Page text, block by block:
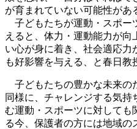
が育まれていない可能性があ
子どもたちが運動・スポー
えると、体力・運動能力が
い心が身に着き、社会適応力
も好影響を与える、と春日教
子どもたちの豊かな未来の
同様に、チャレンジする気
む運動・スポーツに対しても
る今、保護者の方には地域の